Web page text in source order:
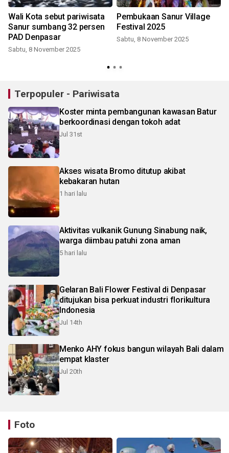
Wali Kota sebut pariwisata
Sanur sumbang 32 persen
PAD Denpasar
Sabtu, 8 November 2025
Pembukaan Sanur Village
Festival 2025
Sabtu, 8 November 2025
Terpopuler - Pariwisata
Koster minta pembangunan kawasan Batur
berkoordinasi dengan tokoh adat
Jul 31st
Akses wisata Bromo ditutup akibat
kebakaran hutan
1 hari lalu
Aktivitas vulkanik Gunung Sinabung naik,
warga diimbau patuhi zona aman
5 hari lalu
Gelaran Bali Flower Festival di Denpasar
ditujukan bisa perkuat industri florikultura
Indonesia
Jul 14th
Menko AHY fokus bangun wilayah Bali dalam
empat klaster
Jul 20th
Foto